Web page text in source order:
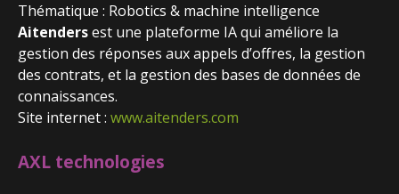
Thématique : Robotics & machine intelligence
Aitendersest une plateforme IA qui améliore la
gestion des réponses aux appels d’offres, la gestion
des contrats, et la gestion des bases de données de
connaissances.
Site internet : www.aitenders.com
AXL technologies